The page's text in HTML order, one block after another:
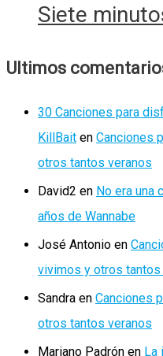
Siete
Ultimos
30 Canciones para
KillBait en Canciones
otros tantos veranos
David2 en No era una
años de Wannabe
José Antonio en
vivimos y otros tantos
Sandra en Canciones
otros tantos veranos
Mariano Padrón en La